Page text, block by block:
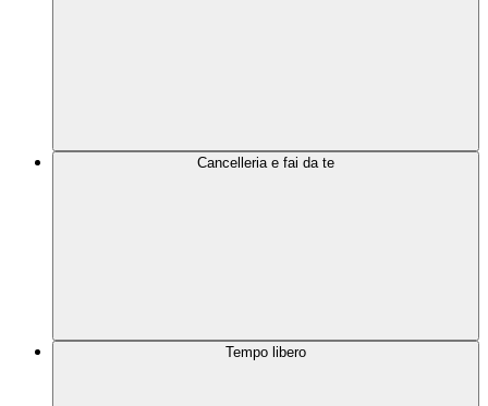
Cancelleria e fai da te
Tempo libero